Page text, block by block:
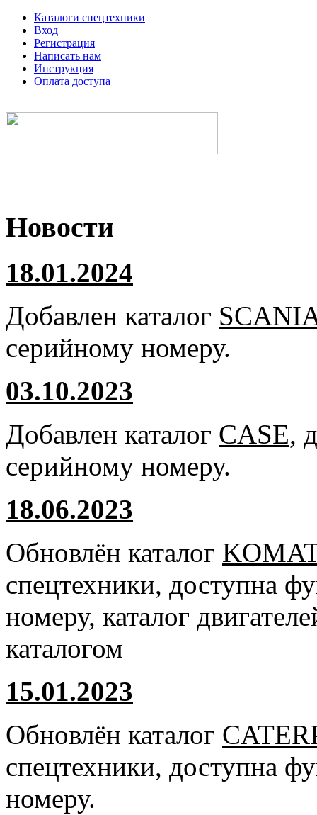
Каталоги спецтехники
Вход
Регистрация
Написать нам
Инструкция
Оплата доступа
Новости
18.01.2024
Добавлен каталог
серийному номеру.
03.10.2023
Добавлен каталог CASE,
серийному номеру.
18.06.2023
Обновлён каталог
спецтехники, доступна
номеру, каталог
каталогом
15.01.2023
Обновлён каталог
спецтехники, доступна
номеру.